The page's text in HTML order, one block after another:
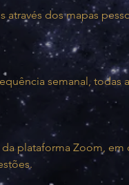
através dos mapas
semanal, todas
da plataforma Zoom,